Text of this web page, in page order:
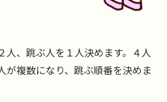
人、跳ぶ人を１人決めます。４人
が複数になり、跳ぶ順番を決めま